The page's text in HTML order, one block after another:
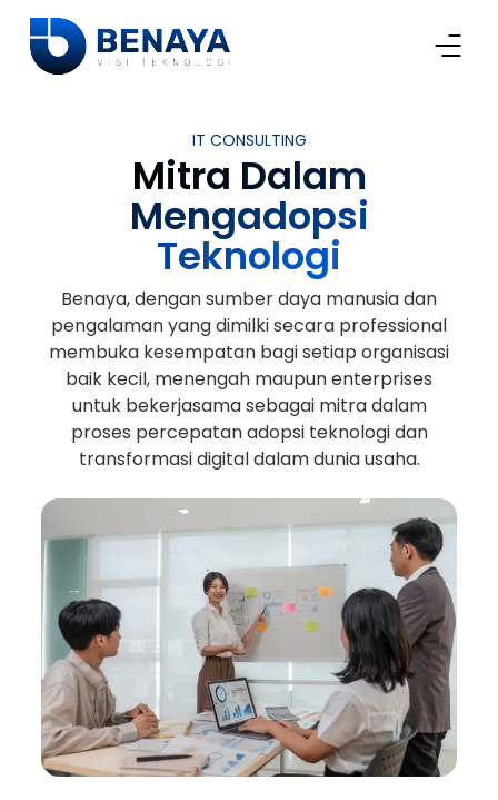
IT CONSULTING
Mitra Dalam
Mengadopsi
Teknologi
Benaya, dengan sumber daya manusia dan
pengalaman yang dimilki secara professional
membuka kesempatan bagi setiap organisasi
baik kecil, menengah maupun enterprises
untuk bekerjasama sebagai mitra dalam
proses percepatan adopsi teknologi dan
transformasi digital dalam dunia usaha.